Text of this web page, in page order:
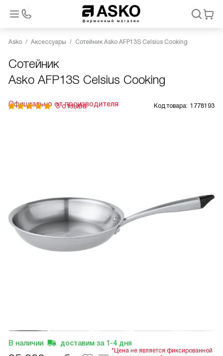
Asko Аксессуары Сотейник Asko AFP13S Celsius Cooking
Сотейник
Asko AFP13S Celsius Cooking
Официально от производителя
3 отзыва Код товара: 1778193
В наличии доставим за 1-4 дня
*Цена не является фиксированной